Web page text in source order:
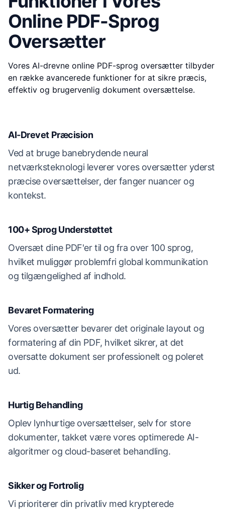
Online PDF-Sprog
Oversætter
Vores AI-drevne online PDF-sprog oversætter tilbyder
en række avancerede funktioner for at sikre præcis,
effektiv og brugervenlig dokument oversættelse.
AI-Drevet Præcision
Ved at bruge banebrydende neural
netværksteknologi leverer vores oversætter yderst
præcise oversættelser, der fanger nuancer og
kontekst.
100+ Sprog Understøttet
Oversæt dine PDF'er til og fra over 100 sprog,
hvilket muliggør problemfri global kommunikation
og tilgængelighed af indhold.
Bevaret Formatering
Vores oversætter bevarer det originale layout og
formatering af din PDF, hvilket sikrer, at det
oversatte dokument ser professionelt og poleret
ud.
Hurtig Behandling
Oplev lynhurtige oversættelser, selv for store
dokumenter, takket være vores optimerede AI-
algoritmer og cloud-baseret behandling.
Sikker og Fortrolig
Vi prioriterer din privatliv med krypterede